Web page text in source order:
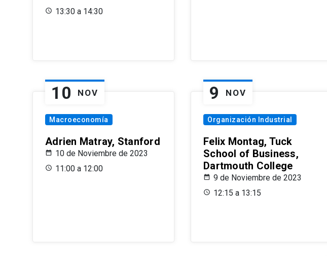
13:30 a 14:30
10 NOV
Macroeconomía
Adrien Matray, Stanford
10 de Noviembre de 2023
11:00 a 12:00
9 NOV
Organización Industrial
Felix Montag, Tuck
School of Business,
Dartmouth College
9 de Noviembre de 2023
12:15 a 13:15